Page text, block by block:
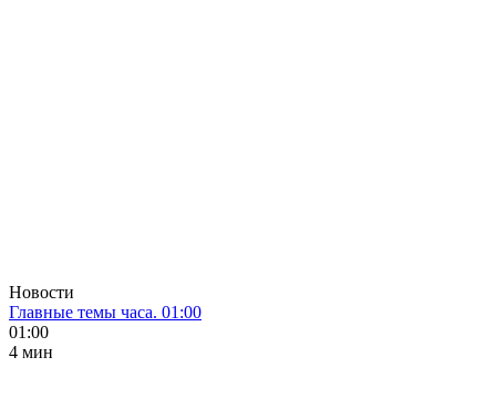
Новости
Главные темы часа. 01:00
01:00
4 мин